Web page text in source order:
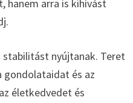
hanem arra is kihívást
nyújtanak. Teret
gondolataidat és az
életkedvedet és